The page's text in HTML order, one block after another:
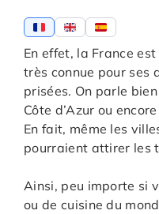
En effet, la France
très connue pour ses
prisées. On parle
Côte d’Azur ou
En fait, même les
pourraient attirer les
Ainsi, peu importe si
ou de cuisine du